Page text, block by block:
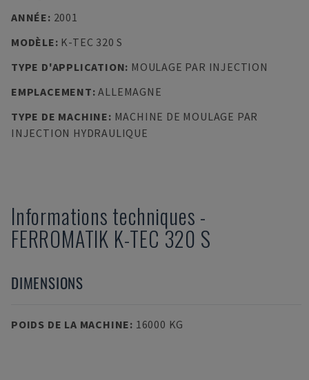
ANNÉE: 2001
MODÈLE: K-TEC 320 S
TYPE D'APPLICATION: MOULAGE PAR INJECTION
EMPLACEMENT:ALLEMAGNE
TYPE DE MACHINE: MACHINE DE MOULAGE PAR
INJECTION HYDRAULIQUE
Informations techniques -
FERROMATIK K-TEC 320 S
DIMENSIONS
POIDS DE LA MACHINE: 16000 KG